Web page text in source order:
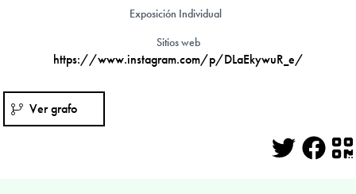
Exposición Individual
Sitios web
https://www.instagram.com/p/DLaEkywuR_e/
Ver grafo